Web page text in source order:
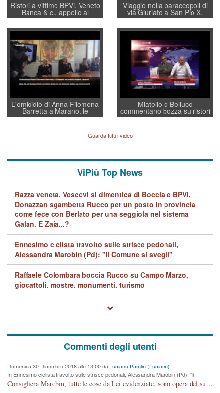
Ristori a vittime BPVi, Veneto
Banca & c., appello al
sottosegretario Alessio
Villarosa: per mettere ordine
convochi con Di Maio CNCU
a supporto della cabina di
regia al Mef
Viaggio nella baraccopoli di
via Giuriato a San Pio X.
Vicenza ai Vicentini: “faremo
un regalo di Natale ai
residenti”
L'omicidio di Anna Filomena
Barretta a Marano, le
indagini dei carabinieri di
Lavarra: più avvincenti di
quelle di... Barbara D'Urso
Miatello e Belluco
commentano bozza su ristori
BPVi e Veneto Banca
Guarda tutti i video
ViPiù Top News
Razza veneta. Vescovi si dimentica di Boccia e BPVi,
Donazzan sgambetta Rucco per un posto in provincia
come fece con Berlato per una seggiola nel sistema
Galan. E Zaia...?
Ennesimo ciclista travolto sulle strisce pedonali,
Alessandra Marobin (Pd): "il Comune si svegli"
Raffaele Colombara boccia Rucco su Campo Marzo,
giocattoli, mostre, monumenti, turismo
Commenti degli utenti
Domenica 30 Dicembre 2018 alle 13:00 daLuciano Parolin (Luciano)
In Ennesimo ciclista travolto sulle strisce pedonali, Alessandra Marobin (Pd): "il
Comune si svegli"
Consigliera Marobin, tutte le cose da Lei evidenziate, sono opera del suo ex Assessore e compagno di Partito Antonio Marco Dalla Pozza Assessore alla "progettazione" di piste ciclabili e altre porcherie. A lui manderei il conto da saldare per incidenti e danni alle persone. E' ora che "finiamola." Avete perso rassegnatevi. qui IL SINDACO RUCCO NON C'ENTRA PER NIENTE. CAPITO!!!!!!!! Amen.